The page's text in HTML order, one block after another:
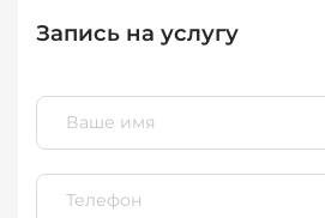
Запись на услугу